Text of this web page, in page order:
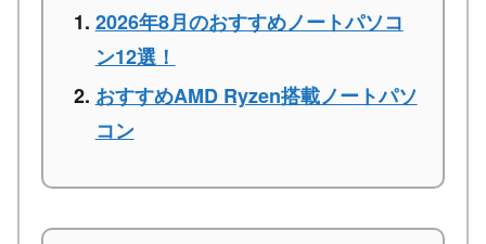
2026年8月のおすすめノートパソコ
ン12選！
おすすめAMD Ryzen搭載ノートパソ
コン